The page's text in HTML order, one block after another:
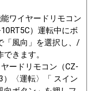
ワイヤードリモコン
10RT5C）運転中にボ
「風向」を選択し、/
できます。
ードリモコン（CZ-
）〈運転〉「 スイン